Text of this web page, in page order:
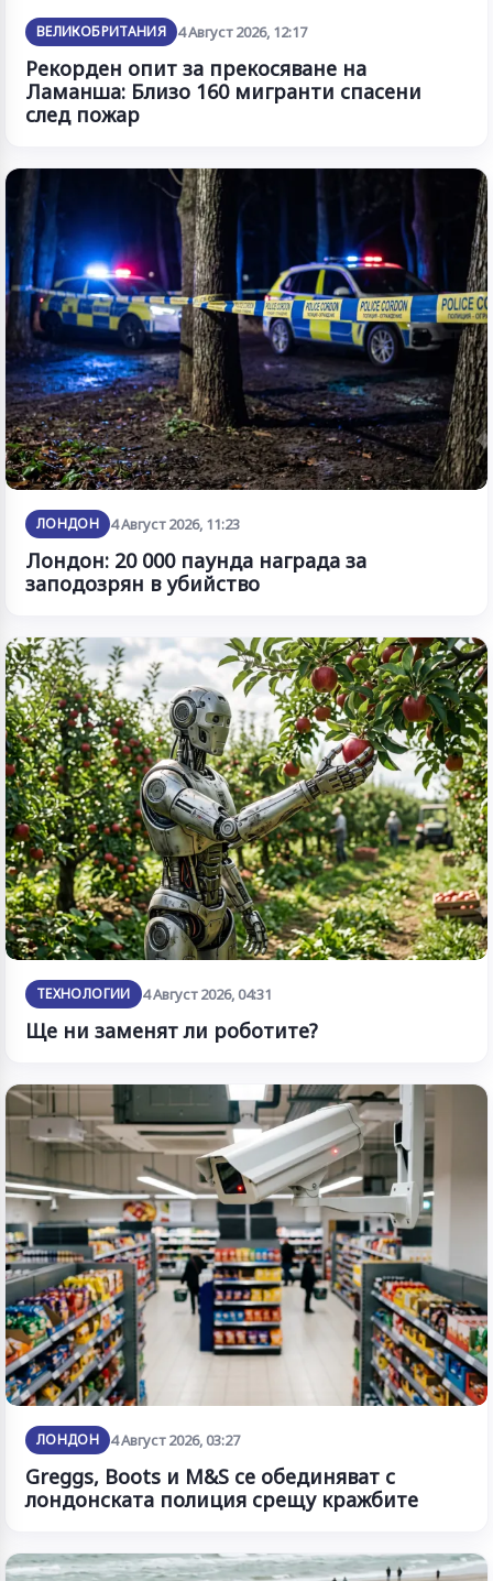
ВЕЛИКОБРИТАНИЯ 4 Август 2026, 12:17
Рекорден опит за прекосяване на
Ламанша: Близо 160 мигранти спасени
след пожар
ЛОНДОН 4 Август 2026, 11:23
Лондон: 20 000 паунда награда за
заподозрян в убийство
ТЕХНОЛОГИИ 4 Август 2026, 04:31
Ще ни заменят ли роботите?
ЛОНДОН 4 Август 2026, 03:27
Greggs, Boots и M&S се обединяват с
лондонската полиция срещу кражбите